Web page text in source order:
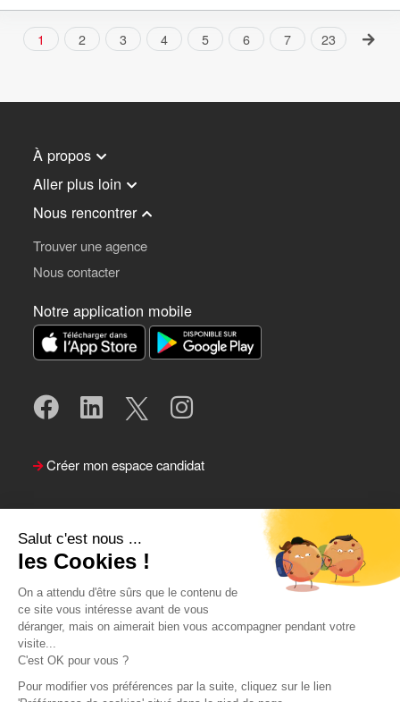
Salut c'est nous ...
les Cookies !
On a attendu d'être sûrs que le contenu de
ce site vous intéresse avant de vous
déranger, mais on aimerait bien vous accompagner pendant votre
visite...
C'est OK pour vous ?
Pour modifier vos préférences par la suite, cliquez sur le lien
1 2 3 4 5 6 7 23
À propos
Aller plus loin
Nous rencontrer
Trouver une agence
Nous contacter
Notre application mobile
Créer mon espace candidat